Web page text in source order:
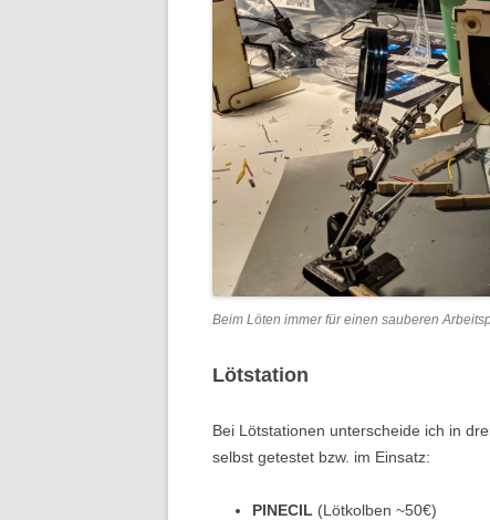
Beim Löten immer für einen sauberen
Lötstation
Bei Lötstationen unterscheide ich in
selbst getestet bzw. im Einsatz:
PINECIL (Lötkolben ~50€)